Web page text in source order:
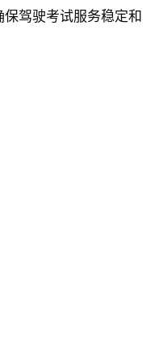
驾驶考试服务稳定和